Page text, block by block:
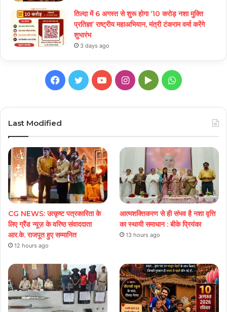
तिल्दा में 6 अगस्त से शुरू होगा ‘10 करोड़ नशा मुक्ति
प्रतिज्ञा’ राष्ट्रीय महाअभियान, मंत्री टंकराम वर्मा करेंगे
शुभारंभ
3 days ago
Facebook
TwitterYouTubeInstagram
GoogleWhatsApp
Last Modified
CG NEWS: उत्कृष्ट पत्रकारिता के
लिए ग्रैंड न्यूज़ के वरिष्ठ संवाददाता
आर.के. राजपूत हुए सम्मानित
12 hours ago
आत्मशक्तिकरण से ही संभव है नशा वृत्ति
का स्थायी समाधान : बीके प्रियंका
13 hours ago